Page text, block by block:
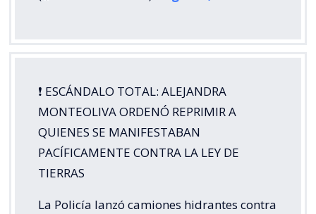
❗️ ESCÁNDALO TOTAL: ALEJANDRA
MONTEOLIVA ORDENÓ REPRIMIR A
QUIENES SE MANIFESTABAN
PACÍFICAMENTE CONTRA LA LEY DE
TIERRAS
La Policía lanzó camiones hidrantes contra